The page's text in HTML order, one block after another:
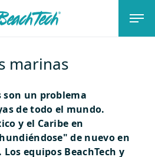
marinas
son un problema
de todo el mundo.
y el Caribe en
de nuevo en
equipos BeachTech y